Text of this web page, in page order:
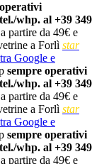
tel./whp. al +39 349
a partire da 49€ e
a Forlì star
Google e
sempre operativi
tel./whp. al +39 349
a partire da 49€ e
a Forlì star
Google e
sempre operativi
tel./whp. al +39 349
a partire da 49€ e